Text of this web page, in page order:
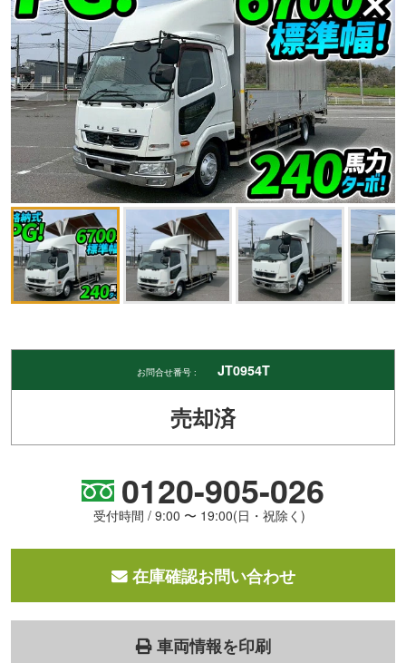
お問合せ番号 : JT0954T
売却済
0120-905-026
受付時間 / 9:00 〜 19:00(日・祝除く)
在庫確認お問い合わせ
車両情報を印刷